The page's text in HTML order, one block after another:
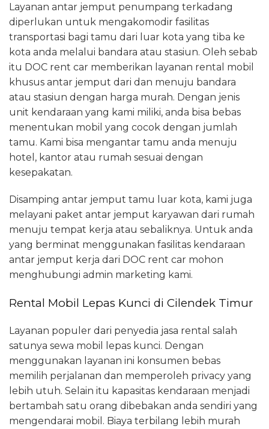
Layanan antar jemput penumpang terkadang
diperlukan untuk mengakomodir fasilitas
transportasi bagi tamu dari luar kota yang tiba ke
kota anda melalui bandara atau stasiun. Oleh sebab
itu DOC rent car memberikan layanan rental mobil
khusus antar jemput dari dan menuju bandara
atau stasiun dengan harga murah. Dengan jenis
unit kendaraan yang kami miliki, anda bisa bebas
menentukan mobil yang cocok dengan jumlah
tamu. Kami bisa mengantar tamu anda menuju
hotel, kantor atau rumah sesuai dengan
kesepakatan.
Disamping antar jemput tamu luar kota, kami juga
melayani paket antar jemput karyawan dari rumah
menuju tempat kerja atau sebaliknya. Untuk anda
yang berminat menggunakan fasilitas kendaraan
antar jemput kerja dari DOC rent car mohon
menghubungi admin marketing kami.
Rental Mobil Lepas Kunci di Cilendek Timur
Layanan populer dari penyedia jasa rental salah
satunya sewa mobil lepas kunci. Dengan
menggunakan layanan ini konsumen bebas
memilih perjalanan dan memperoleh privacy yang
lebih utuh. Selain itu kapasitas kendaraan menjadi
bertambah satu orang dibebakan anda sendiri yang
mengendarai mobil. Biaya terbilang lebih murah